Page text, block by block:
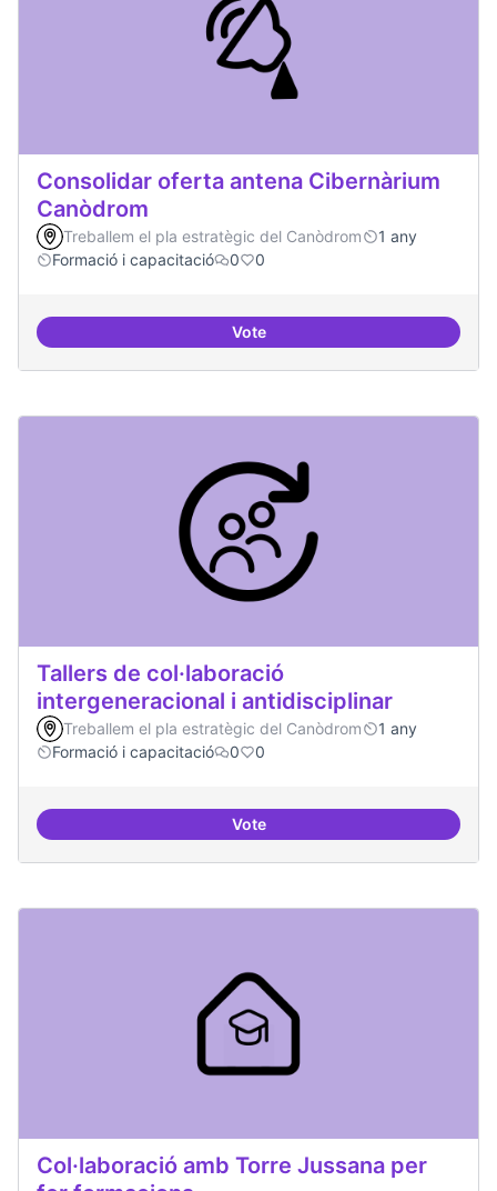
Consolidar oferta antena Cibernàrium
Canòdrom
Treballem el pla estratègic del Canòdrom
1 any
Formació i capacitació
0 0
VoteConsolidar oferta antena
Tallers de col·laboració
intergeneracional i antidisciplinar
Treballem el pla estratègic del Canòdrom
1 any
Formació i capacitació
0 0
VoteTallers de col·laboració
Col·laboració amb Torre Jussana per